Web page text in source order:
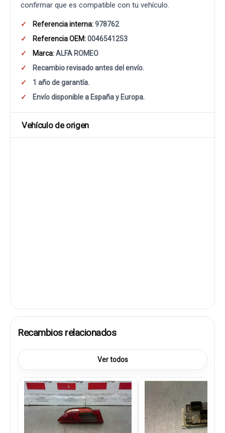
confirmar que es compatible con tu vehículo.
Referencia interna:978762
Referencia OEM:0046541253
Marca:ALFA ROMEO
Recambio revisado antes del envío.
1 año de garantía.
Envío disponible a España y Europa.
Vehículo de origen
Recambios relacionados
Ver todos